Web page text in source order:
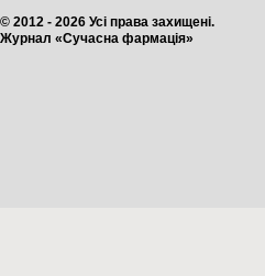
© 2012 - 2026 Усі права захищені.
Журнал «Сучасна фармація»